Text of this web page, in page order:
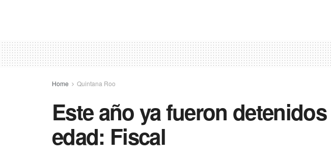
Home Quintana Roo
Este año ya fueron
edad: Fiscal